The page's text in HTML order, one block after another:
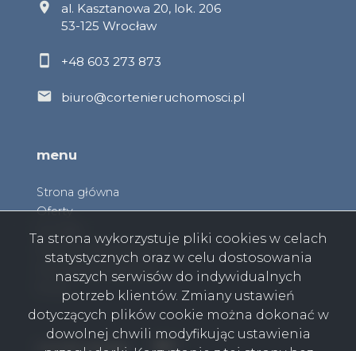
al. Kasztanowa 20, lok. 206
53-125 Wrocław
+48 603 273 873
biuro@cortenieruchomosci.pl
menu
Strona główna
Oferty
Wycena Nieruchomości
Zarządzanie Najmem
social media Facebook
Facebook
Ta strona wykorzystuje pliki cookies w celach
statystycznych oraz w celu dostosowania
naszych serwisów do indywidualnych
potrzeb klientów. Zmiany ustawień
dotyczących plików cookie można dokonać w
dowolnej chwili modyfikując ustawienia